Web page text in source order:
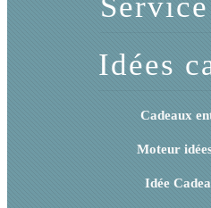
Idées
Cadeaux
Moteur
Idée